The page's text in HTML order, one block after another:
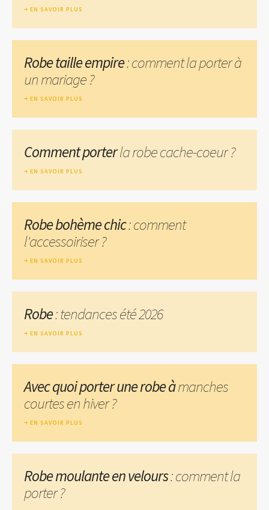
EN SAVOIR PLUS
Robe taille empire: comment la porter à
un mariage ?
EN SAVOIR PLUS
Comment porterla robe cache-coeur ?
EN SAVOIR PLUS
Robe bohème chic: comment
l'accessoiriser ?
EN SAVOIR PLUS
Robe: tendances été 2026
EN SAVOIR PLUS
Avec quoi porter une robe àmanches
courtes en hiver ?
EN SAVOIR PLUS
Robe moulante en velours: comment la
porter ?